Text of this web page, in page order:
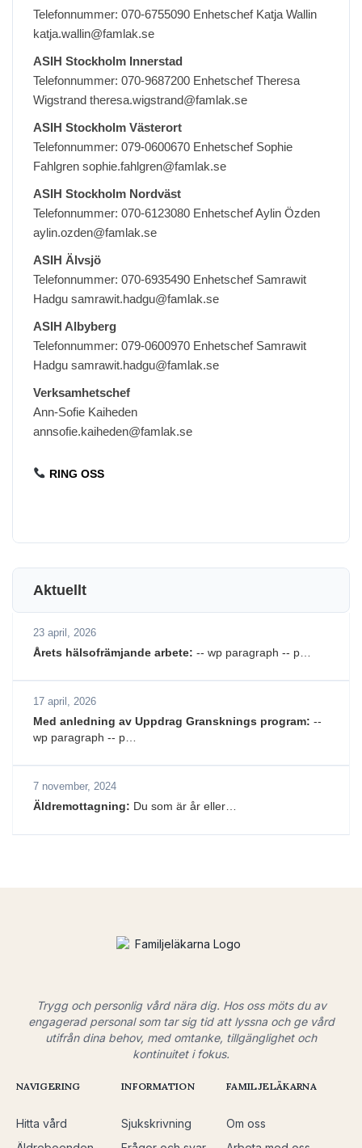
Telefonnummer: 070-6755090 Enhetschef Katja Wallin
katja.wallin@famlak.se
ASIH Stockholm Innerstad
Telefonnummer: 070-9687200 Enhetschef Theresa
Wigstrand theresa.wigstrand@famlak.se
ASIH Stockholm Västerort
Telefonnummer: 079-0600670 Enhetschef Sophie
Fahlgren sophie.fahlgren@famlak.se
ASIH Stockholm Nordväst
Telefonnummer: 070-6123080 Enhetschef Aylin Özden
aylin.ozden@famlak.se
ASIH Älvsjö
Telefonnummer: 070-6935490 Enhetschef Samrawit
Hadgu samrawit.hadgu@famlak.se
ASIH Albyberg
Telefonnummer: 079-0600970 Enhetschef Samrawit
Hadgu samrawit.hadgu@famlak.se
Verksamhetschef
Ann-Sofie Kaiheden
annsofie.kaiheden@famlak.se
RING OSS
Aktuellt
23 april, 2026
Årets hälsofrämjande arbete: -- wp paragraph -- p…
17 april, 2026
Med anledning av Uppdrag Gransknings program: --
wp paragraph -- p…
7 november, 2024
Äldremottagning: Du som är år eller…
Trygg och personlig vård nära dig. Hos oss möts du av
engagerad personal som tar sig tid att lyssna och ge vård
utifrån dina behov, med omtanke, tillgänglighet och
kontinuitet i fokus.
NAVIGERING
Hitta vård
INFORMATION
Sjukskrivning
FAMILJELÄKARNA
Om oss